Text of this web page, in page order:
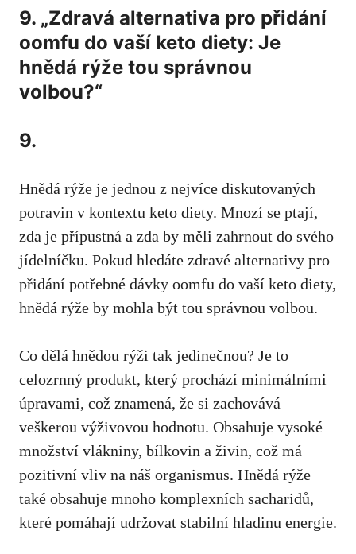
9. „Zdravá alternativa pro přidání
oomfu do vaší keto diety: Je
hnědá⁣ rýže tou správnou
volbou?“
9.
Hnědá​ rýže je jednou z nejvíce ⁢diskutovaných
potravin v kontextu keto diety. Mnozí se ptají,
zda je přípustná a zda by měli zahrnout do svého
jídelníčku. Pokud hledáte zdravé alternativy pro
přidání potřebné dávky oomfu do⁤ vaší​ keto diety,
hnědá rýže by mohla být tou ​správnou volbou.
Co‍ dělá hnědou rýži tak jedinečnou? Je to
celozrnný produkt, který ‌prochází minimálními
úpravami, což znamená, že si zachovává
veškerou výživovou⁢ hodnotu. Obsahuje vysoké
množství vlákniny, bílkovin a živin, což⁣ má
pozitivní vliv na náš ‍organismus. Hnědá rýže
také obsahuje mnoho komplexních sacharidů, ⁢
které​ pomáhají udržovat stabilní hladinu energie.